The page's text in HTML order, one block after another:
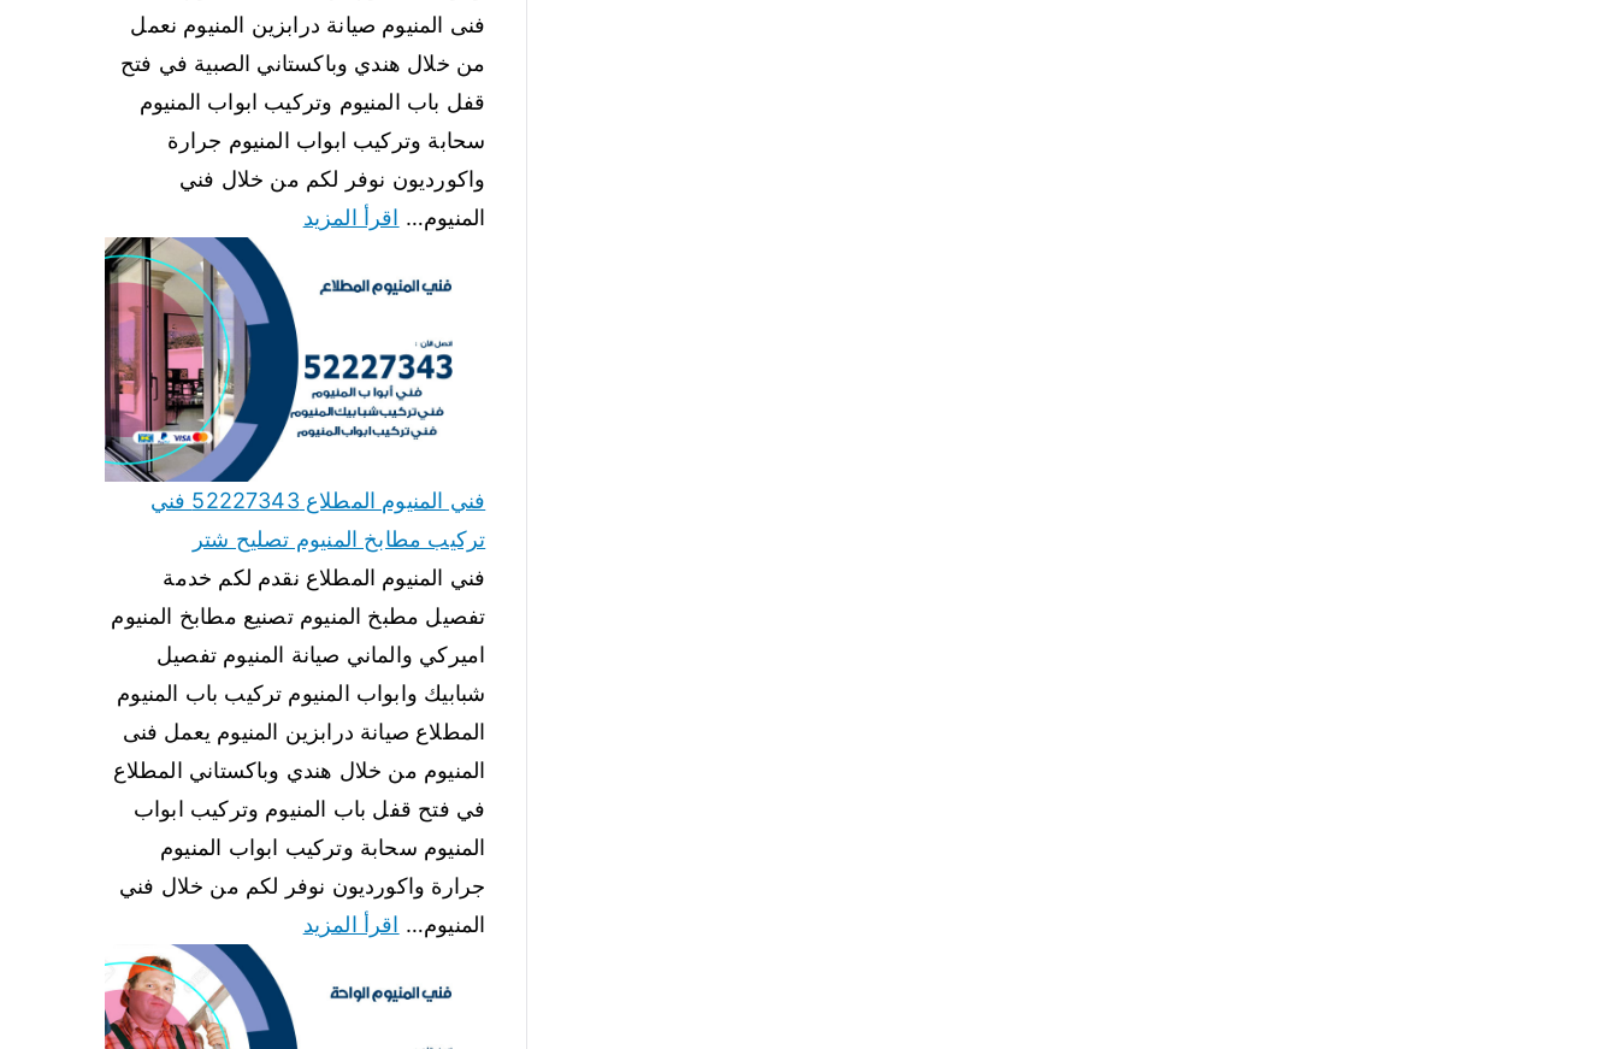
فنى المنيوم صيانة درابزين المنيوم نعمل
من خلال هندي وباكستاني الصبية في فتح
قفل باب المنيوم وتركيب ابواب المنيوم
سحابة وتركيب ابواب المنيوم جرارة
واكورديون نوفر لكم من خلال فني
المنيوم… اقرأ المزيد
فني المنيوم المطلاع 52227343 فني
تركيب مطابخ المنيوم تصليح شتر
فني المنيوم المطلاع نقدم لكم خدمة
تفصيل مطبخ المنيوم تصنيع مطابخ المنيوم
اميركي والماني صيانة المنيوم تفصيل
شبابيك وابواب المنيوم تركيب باب المنيوم
المطلاع صيانة درابزين المنيوم يعمل فنى
المنيوم من خلال هندي وباكستاني المطلاع
في فتح قفل باب المنيوم وتركيب ابواب
المنيوم سحابة وتركيب ابواب المنيوم
جرارة واكورديون نوفر لكم من خلال فني
المنيوم… اقرأ المزيد